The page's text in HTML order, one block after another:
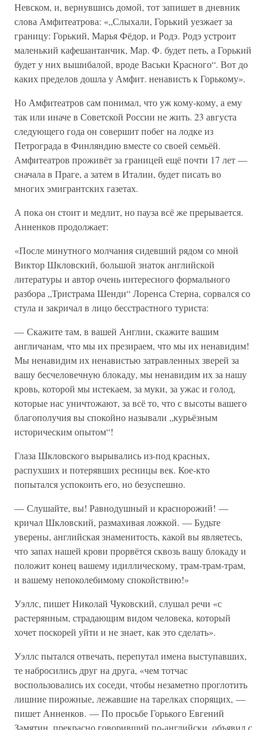
Невском, и, вернувшись домой, тот запишет в дневник
слова Амфитеатрова: «„Слыхали, Горький уезжает за
границу: Горький, Марья Фёдор, и Родэ. Родэ устроит
маленький кафешантанчик, Мар. Ф. будет петь, а Горький
будет у них вышибалой, вроде Васьки Красного“. Вот до
каких пределов дошла у Амфит. ненависть к Горькому».
Но Амфитеатров сам понимал, что уж кому-кому, а ему
так или иначе в Советской России не жить. 23 августа
следующего года он совершит побег на лодке из
Петрограда в Финляндию вместе со своей семьёй.
Амфитеатров проживёт за границей ещё почти 17 лет —
сначала в Праге, а затем в Италии, будет писать во
многих эмигрантских газетах.
А пока он стоит и медлит, но пауза всё же прерывается.
Анненков продолжает:
«После минутного молчания сидевший рядом со мной
Виктор Шкловский, большой знаток английской
литературы и автор очень интересного формального
разбора „Тристрама Шенди“ Лоренса Стерна, сорвался со
стула и закричал в лицо бесстрастного туриста:
— Скажите там, в вашей Англии, скажите вашим
англичанам, что мы их презираем, что мы их ненавидим!
Мы ненавидим их ненавистью затравленных зверей за
вашу бесчеловечную блокаду, мы ненавидим их за нашу
кровь, которой мы истекаем, за муки, за ужас и голод,
которые нас уничтожают, за всё то, что с высоты вашего
благополучия вы спокойно называли „курьёзным
историческим опытом“!
Глаза Шкловского вырывались из-под красных,
распухших и потерявших ресницы век. Кое-кто
попытался успокоить его, но безуспешно.
— Слушайте, вы! Равнодушный и краснорожий! —
кричал Шкловский, размахивая ложкой. — Будьте
уверены, английская знаменитость, какой вы являетесь,
что запах нашей крови прорвётся сквозь вашу блокаду и
положит конец вашему идиллическому, трам-трам-трам,
и вашему непоколебимому спокойствию!»
Уэллс, пишет Николай Чуковский, слушал речи «с
растерянным, страдающим видом человека, который
хочет поскорей уйти и не знает, как это сделать».
Уэллс пытался отвечать, перепутал имена выступавших,
те набросились друг на друга, «чем тотчас
воспользовались их соседи, чтобы незаметно проглотить
лишние пирожные, лежавшие на тарелках спорящих, —
пишет Анненков. — По просьбе Горького Евгений
Замятин, прекрасно говоривший по-английски, объявил с